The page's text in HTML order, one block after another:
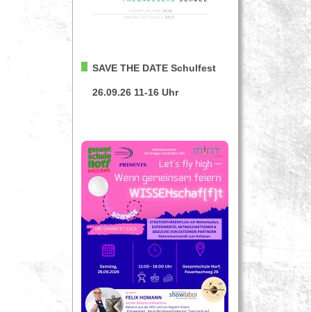
SAVE THE DATE Schulfest
26.09.26 11-16 Uhr